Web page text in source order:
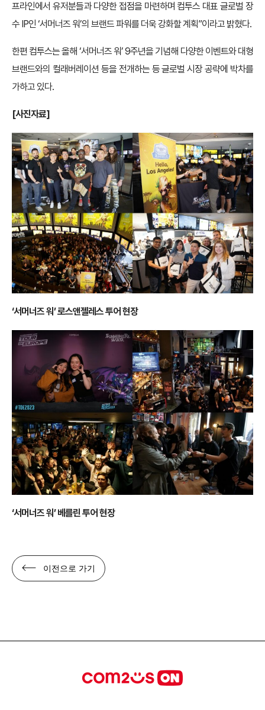
프라인에서 유저분들과 다양한 접점을 마련하며 컴투스 대표 글로벌 장
수 IP인 ‘서머너즈 워’의 브랜드 파워를 더욱 강화할 계획”이라고 밝혔다.
한편 컴투스는 올해 ‘서머너즈 워’ 9주년을 기념해 다양한 이벤트와 대형
브랜드와의 컬래버레이션 등을 전개하는 등 글로벌 시장 공략에 박차를
가하고 있다.
[사진자료]
‘서머너즈 워’ 로스앤젤레스 투어 현장
‘서머너즈 워’ 베를린 투어 현장
이전으로 가기